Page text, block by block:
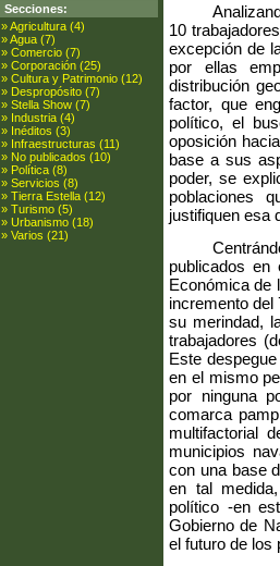
Secciones:
» Agricultura (4)
» Agua (7)
» Comercio (7)
» Corporación (25)
» Cultura y Patrimonio (12)
» Despropósito (7)
» Stella Show (7)
» Industria (4)
» Inéditos (3)
» Infraestructuras (11)
» No publicados (10)
» Política (8)
» Servicios (8)
» Tierra Estella (12)
» Turismo (5)
» Urbanismo (18)
» Varios (21)
10
excepción de
por ellas
distribución
factor, que
político, el
oposición
base a sus
poder, se
poblaciones
justifiquen esa
publicados en
Económica de
incremento del
su merindad,
trabajadores
Este
en el mismo
por ninguna
comarca
multifactorial
municipios
con una base
en tal
político -en
Gobierno de
el futuro de los